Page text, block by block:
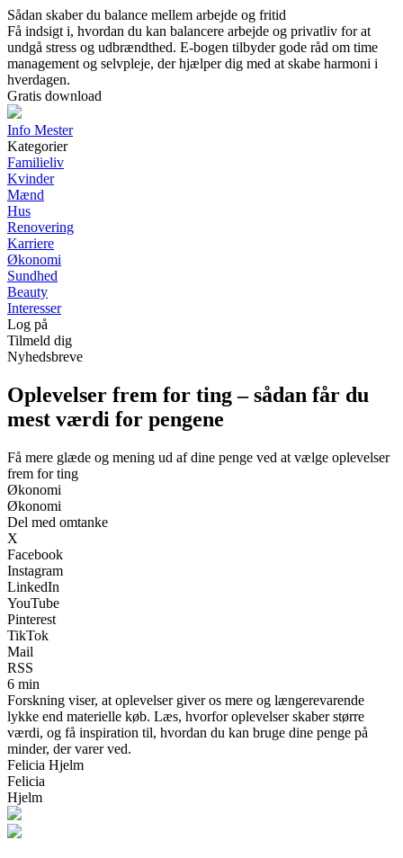
Sådan skaber du balance mellem arbejde og fritid
Få indsigt i, hvordan du kan balancere arbejde og privatliv for at
undgå stress og udbrændthed. E-bogen tilbyder gode råd om time
management og selvpleje, der hjælper dig med at skabe harmoni i
hverdagen.
Gratis download
Info Mester
Kategorier
Familieliv
Kvinder
Mænd
Hus
Renovering
Karriere
Økonomi
Sundhed
Beauty
Interesser
Log på
Tilmeld dig
Nyhedsbreve
Oplevelser frem for ting – sådan får du
mest værdi for pengene
Få mere glæde og mening ud af dine penge ved at vælge oplevelser
frem for ting
Økonomi
Økonomi
Del med omtanke
X
Facebook
Instagram
LinkedIn
YouTube
Pinterest
TikTok
Mail
RSS
6 min
Forskning viser, at oplevelser giver os mere og længerevarende
lykke end materielle køb. Læs, hvorfor oplevelser skaber større
værdi, og få inspiration til, hvordan du kan bruge dine penge på
minder, der varer ved.
Felicia Hjelm
Felicia
Hjelm